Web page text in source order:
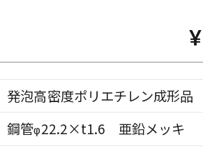
発泡高密度ポリエチレン成形品
鋼管φ22.2×t1.6 亜鉛メッキ